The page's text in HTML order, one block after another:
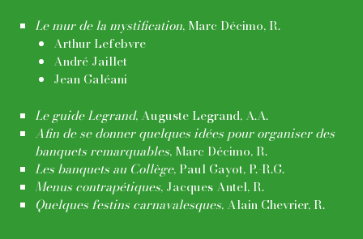
Le mur de la mystification, Marc Décimo, R.
Arthur Lefebvre
André Jaillet
Jean Galéani
Le guide Legrand, Auguste Legrand, A.A.
Afin de se donner quelques idées pour organiser des
banquets remarquables, Marc Décimo, R.
Les banquets au Collège, Paul Gayot, P.-R.G.
Menus contrapétiques, Jacques Antel, R.
Quelques festins carnavalesques, Alain Chevrier, R.